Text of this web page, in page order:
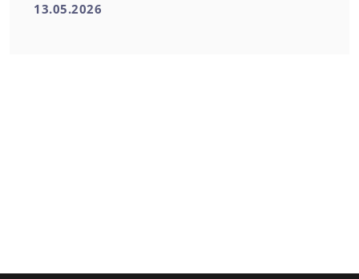
13.05.2026